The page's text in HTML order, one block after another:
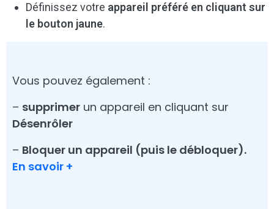
Définissez votre appareil préféré en cliquant sur
le bouton jaune.
Vous pouvez également :
– supprimer un appareil en cliquant sur
Désenrôler
– Bloquer un appareil (puis le débloquer).
En savoir +